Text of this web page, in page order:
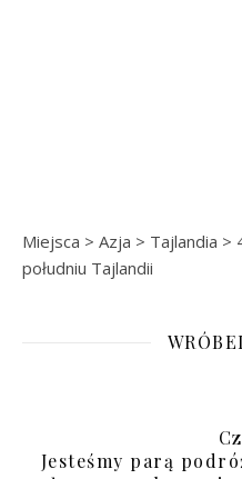
Miejsca > Azja > Tajlandia >
południu Tajlandii
Jesteśmy parą